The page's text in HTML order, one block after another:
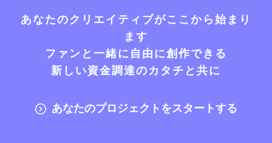
あなたのクリエイティブがここから始まり
ます
ファンと一緒に自由に創作できる
新しい資金調達のカタチと共に
あなたのプロジェクトをスタートする